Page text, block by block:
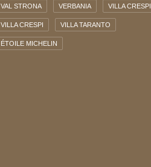
VAL STRONA VERBANIA VILLA CRESPI
VILLA CRESPI VILLA TARANTO
ÉTOILE MICHELIN